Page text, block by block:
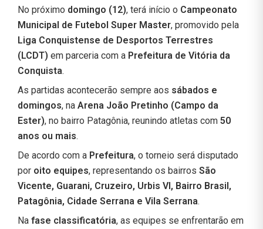
No próximo domingo (12), terá início o Campeonato
Municipal de Futebol Super Master, promovido pela
Liga Conquistense de Desportos Terrestres
(LCDT) em parceria com a Prefeitura de Vitória da
Conquista.
As partidas acontecerão sempre aos sábados e
domingos, na Arena João Pretinho (Campo da
Ester), no bairro Patagônia, reunindo atletas com 50
anos ou mais.
De acordo com a Prefeitura, o torneio será disputado
por oito equipes, representando os bairros São
Vicente, Guarani, Cruzeiro, Urbis VI, Bairro Brasil,
Patagônia, Cidade Serrana e Vila Serrana.
Na fase classificatória, as equipes se enfrentarão em